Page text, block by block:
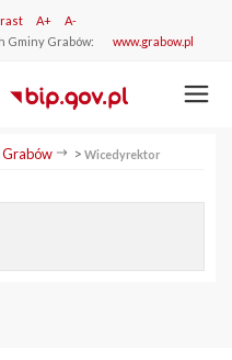
A+
A-
Gminy Grabów:
www.grabow.pl
Grabów > Wicedyrektor